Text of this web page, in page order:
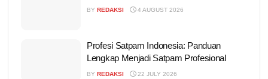
BY REDAKSI 4 AUGUST 2026
Profesi Satpam Indonesia: Panduan
Lengkap Menjadi Satpam Profesional
BY REDAKSI 22 JULY 2026